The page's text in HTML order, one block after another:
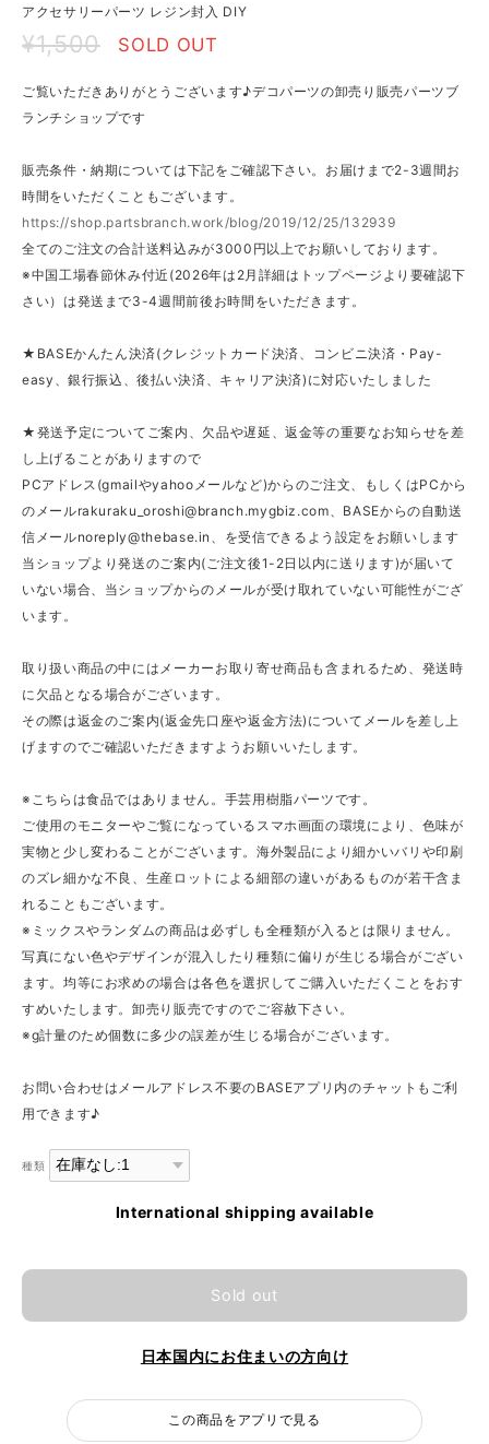
アクセサリーパーツ レジン封入 DIY
¥1,500 SOLD OUT
ご覧いただきありがとうございます♪デコパーツの卸売り販売パーツブ
ランチショップです
販売条件・納期については下記をご確認下さい。お届けまで2-3週間お
時間をいただくこともございます。
https://shop.partsbranch.work/blog/2019/12/25/132939
全てのご注文の合計送料込みが3000円以上でお願いしております。
※中国工場春節休み付近(2026年は2月詳細はトップページより要確認下
さい）は発送まで3-4週間前後お時間をいただきます。
★BASEかんたん決済(クレジットカード決済、コンビニ決済・Pay-
easy、銀行振込、後払い決済、キャリア決済)に対応いたしました
★発送予定についてご案内、欠品や遅延、返金等の重要なお知らせを差
し上げることがありますので
PCアドレス(gmailやyahooメールなど)からのご注文、もしくはPCから
のメールrakuraku_oroshi@branch.mygbiz.com 、BASEからの自動送
信メールnoreply@thebase.in
、を受信できるよう設定をお願いします
当ショップより発送のご案内(ご注文後1-2日以内に送ります)が届いて
いない場合、当ショップからのメールが受け取れていない可能性がござ
います。
取り扱い商品の中にはメーカーお取り寄せ商品も含まれるため、発送時
に欠品となる場合がございます。
その際は返金のご案内(返金先口座や返金方法)についてメールを差し上
げますのでご確認いただきますようお願いいたします。
※こちらは食品ではありません。手芸用樹脂パーツです。
ご使用のモニターやご覧になっているスマホ画面の環境により、色味が
実物と少し変わることがございます。海外製品により細かいバリや印刷
のズレ細かな不良、生産ロットによる細部の違いがあるものが若干含ま
れることもございます。
※ミックスやランダムの商品は必ずしも全種類が入るとは限りません。
写真にない色やデザインが混入したり種類に偏りが生じる場合がござい
ます。均等にお求めの場合は各色を選択してご購入いただくことをおす
すめいたします。卸売り販売ですのでご容赦下さい。
※g計量のため個数に多少の誤差が生じる場合がございます。
お問い合わせはメールアドレス不要のBASEアプリ内のチャットもご利
用できます♪
種類
International shipping available
Sold out
日本国内にお住まいの方向け
この商品をアプリで見る